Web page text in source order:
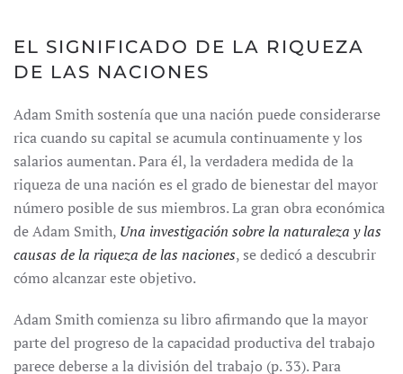
EL SIGNIFICADO DE LA RIQUEZA
DE LAS NACIONES
Adam Smith sostenía que una nación puede considerarse
rica cuando su capital se acumula continuamente y los
salarios aumentan. Para él, la verdadera medida de la
riqueza de una nación es el grado de bienestar del mayor
número posible de sus miembros. La gran obra económica
de Adam Smith, Una investigación sobre la naturaleza y las
causas de la riqueza de las naciones, se dedicó a descubrir
cómo alcanzar este objetivo.
Adam Smith comienza su libro afirmando que la mayor
parte del progreso de la capacidad productiva del trabajo
parece deberse a la división del trabajo (p. 33). Para